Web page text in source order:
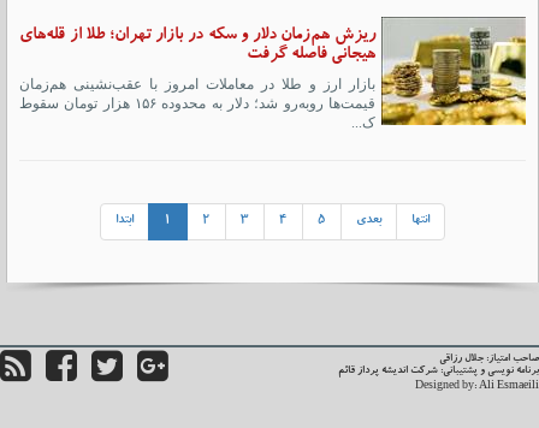
ریزش هم‌زمان دلار و سکه در بازار تهران؛ طلا از قله‌های
هیجانی فاصله گرفت
بازار ارز و طلا در معاملات امروز با عقب‌نشینی هم‌زمان
قیمت‌ها روبه‌رو شد؛ دلار به محدوده ۱۵۶ هزار تومان سقوط
ک...
ابتدا 2 3 4 5 بعدی انتها
امتیاز: جلال رزاقی
نویسی و پشتیبانی: شرکت اندیشه پرداز قائم
Designed by: Ali